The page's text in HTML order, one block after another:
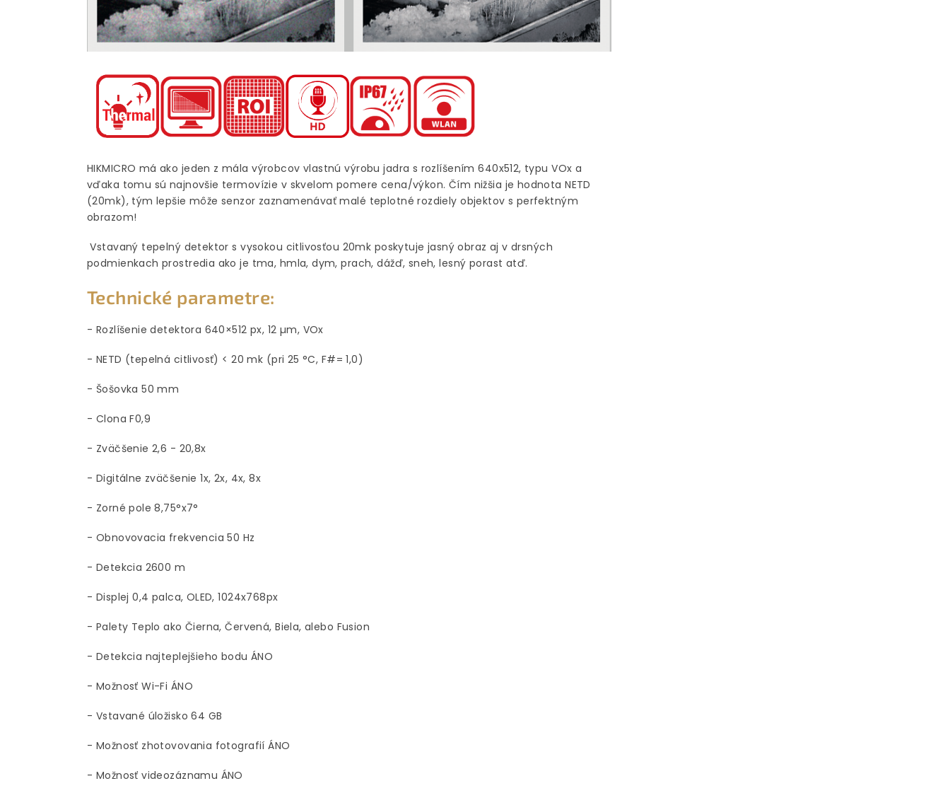
HIKMICRO má ako jeden z mála výrobcov vlastnú výrobu jadra s rozlíšením 640x512, typu VOx a
vďaka tomu sú najnovšie termovízie v skvelom pomere cena/výkon. Čím nižšia je hodnota NETD
(20mk), tým lepšie môže senzor zaznamenávať malé teplotné rozdiely objektov s perfektným
obrazom!
Vstavaný tepelný detektor s vysokou citlivosťou 20mk poskytuje jasný obraz aj v drsných
podmienkach prostredia ako je tma, hmla, dym, prach, dážď, sneh, lesný porast atď.
Technické parametre:
- Rozlíšenie detektora 640×512 px, 12 µm, VOx
- NETD (tepelná citlivosť) < 20 mk (pri 25 °C, F#= 1,0)
- Šošovka 50 mm
- Clona F0,9
- Zväčšenie 2,6 - 20,8x
- Digitálne zväčšenie 1x, 2x, 4x, 8x
- Zorné pole 8,75°x7°
- Obnovovacia frekvencia 50 Hz
- Detekcia 2600 m
- Displej 0,4 palca, OLED, 1024x768px
- Palety Teplo ako Čierna, Červená, Biela, alebo Fusion
- Detekcia najteplejšieho bodu ÁNO
- Možnosť Wi-Fi ÁNO
- Vstavané úložisko 64 GB
- Možnosť zhotovovania fotografií ÁNO
- Možnosť videozáznamu ÁNO